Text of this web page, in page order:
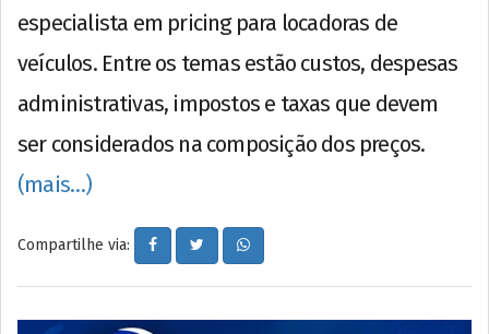
especialista em pricing para locadoras de
veículos. Entre os temas estão custos, despesas
administrativas, impostos e taxas que devem
ser considerados na composição dos preços.
(mais…)
Compartilhe via: